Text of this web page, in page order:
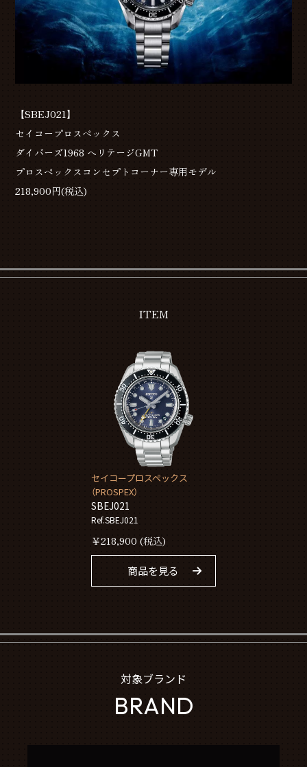
【SBEJ021】
セイコープロスペックス
ダイバーズ1968 ヘリテージGMT
プロスペックスコンセプトコーナー専用モデル
218,900円(税込)
ITEM
セイコープロスペックス
（PROSPEX）
SBEJ021
Ref.SBEJ021
￥218,900(税込)
商品を見る
対象ブランド
BRAND